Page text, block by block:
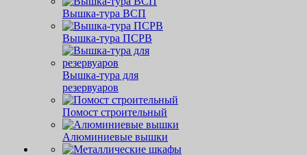
Вышка-тура ВСП
Вышка-тура ПСРВ
Вышка-тура для
резервуаров
Помост строительный
Алюминиевые вышки